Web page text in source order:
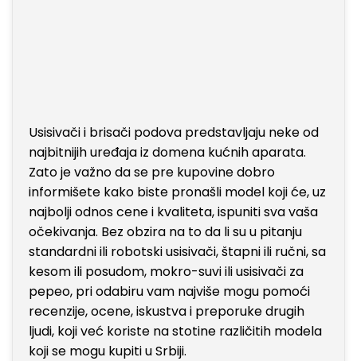
Usisivači i brisači podova predstavljaju neke od
najbitnijih uređaja iz domena kućnih aparata.
Zato je važno da se pre kupovine dobro
informišete kako biste pronašli model koji će, uz
najbolji odnos cene i kvaliteta, ispuniti sva vaša
očekivanja. Bez obzira na to da li su u pitanju
standardni ili robotski usisivači, štapni ili ručni, sa
kesom ili posudom, mokro-suvi ili usisivači za
pepeo, pri odabiru vam najviše mogu pomoći
recenzije, ocene, iskustva i preporuke drugih
ljudi, koji već koriste na stotine različitih modela
koji se mogu kupiti u Srbiji.